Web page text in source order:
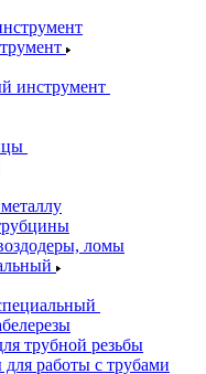
инструмент
ломы
трубной резьбы
работы с трубами